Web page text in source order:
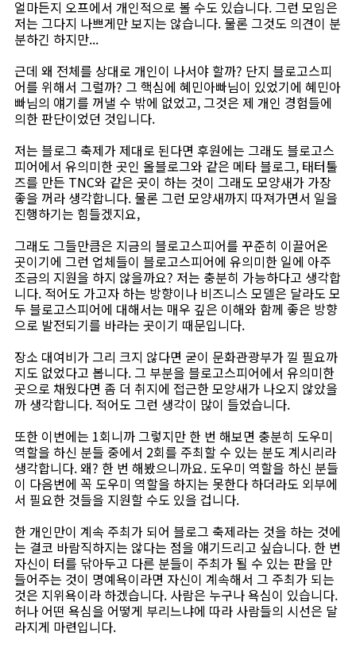
얼마든지 오프에서 개인적으로 볼 수도 있습니다. 그런 모임은
저는 그다지 나쁘게만 보지는 않습니다. 물론 그것도 의견이 분
분하긴 하지만...
근데 왜 전체를 상대로 개인이 나서야 할까? 단지 블로고스피
어를 위해서 그럴까? 그 핵심에 혜민아빠님이 있었기에 혜민아
빠님의 얘기를 꺼낼 수 밖에 없었고, 그것은 제 개인 경험들에
의한 판단이었던 것입니다.
저는 블로그 축제가 제대로 된다면 후원에는 그래도 블로고스
피어에서 유의미한 곳인 올블로그와 같은 메타 블로그, 태터툴
즈를 만든 TNC와 같은 곳이 하는 것이 그래도 모양새가 가장
좋을 꺼라 생각합니다. 물론 그런 모양새까지 따져가면서 일을
진행하기는 힘들겠지요,
그래도 그들만큼은 지금의 블로고스피어를 꾸준히 이끌어온
곳이기에 그런 업체들이 블로고스피어에 유의미한 일에 아주
조금의 지원을 하지 않을까요? 저는 충분히 가능하다고 생각합
니다. 적어도 가고자 하는 방향이나 비즈니스 모델은 달라도 모
두 블로고스피어에 대해서는 매우 깊은 이해와 함께 좋은 방향
으로 발전되기를 바라는 곳이기 때문입니다.
장소 대여비가 그리 크지 않다면 굳이 문화관광부가 낄 필요까
지도 없었다고 봅니다. 그 부분을 블로고스피어에서 유의미한
곳으로 채웠다면 좀 더 취지에 접근한 모양새가 나오지 않았을
까 생각합니다. 적어도 그런 생각이 많이 들었습니다.
또한 이번에는 1회니까 그렇지만 한 번 해보면 충분히 도우미
역할을 하신 분들 중에서 2회를 주최할 수 있는 분도 계시리라
생각합니다. 왜? 한 번 해봤으니까요. 도우미 역할을 하신 분들
이 다음번에 꼭 도우미 역할을 하지는 못한다 하더라도 외부에
서 필요한 것들을 지원할 수도 있을 겁니다.
한 개인만이 계속 주최가 되어 블로그 축제라는 것을 하는 것에
는 결코 바람직하지는 않다는 점을 얘기드리고 싶습니다. 한 번
자신이 터를 닦아두고 다른 분들이 주최가 될 수 있는 판을 만
들어주는 것이 명예욕이라면 자신이 계속해서 그 주최가 되는
것은 지위욕이라 하겠습니다. 사람은 누구나 욕심이 있습니다.
허나 어떤 욕심을 어떻게 부리느냐에 따라 사람들의 시선은 달
라지게 마련입니다.